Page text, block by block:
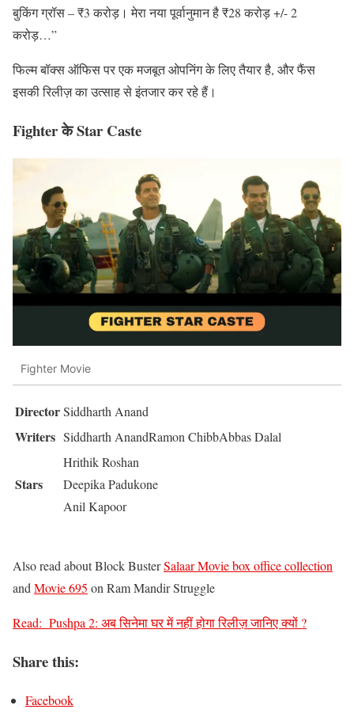
बुकिंग ग्रॉस – ₹3 करोड़। मेरा नया पूर्वानुमान है ₹28 करोड़ +/- 2
करोड़…”
फिल्म बॉक्स ऑफिस पर एक मजबूत ओपनिंग के लिए तैयार है, और फैंस
इसकी रिलीज़ का उत्साह से इंतजार कर रहे हैं।
Fighter के Star Caste
Fighter Movie
DirectorSiddharth Anand
Writers Siddharth AnandRamon ChibbAbbas Dalal
Stars
Hrithik Roshan
Deepika Padukone
Anil Kapoor
Also read about Block BusterSalaar Movie box office collection
and Movie 695 on Ram Mandir Struggle
Read: Pushpa 2: अब सिनेमा घर में नहीं होगा रिलीज़ जानिए क्यों ?
Share this:
Facebook